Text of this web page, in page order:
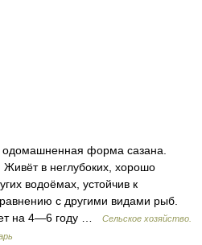
форма сазана.
в неглубоких, хорошо
водоёмах, устойчив к
с другими видами рыб.
на 4—6 году …
Сельское хозяйство.